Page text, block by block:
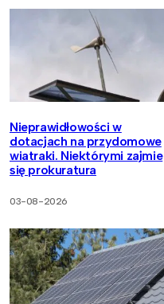
Nieprawidłowości w
dotacjach na przydomowe
wiatraki. Niektórymi zajmie
się prokuratura
03-08-2026